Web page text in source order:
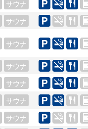
サウナ
サウナ
サウナ
サウナ
サウナ
サウナ
サウナ